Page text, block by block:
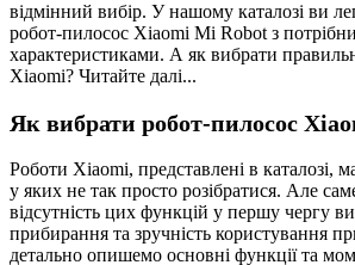
відмінний вибір. У нашому каталозі ви
робот-пилосос Xiaomi Mi Robot з
характеристиками. А як вибрати
Xiaomi? Читайте далі...
Як вибрати робот-пилосос
Роботи Xiaomi, представлені в каталозі,
у яких не так просто розібратися. Але
відсутність цих функцій у першу чергу
прибирання та зручність користування
детально опишемо основні функції та